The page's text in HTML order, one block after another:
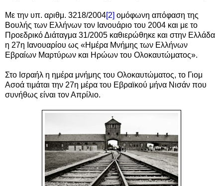
Με την υπ. αριθμ. 3218/2004[2] ομόφωνη απόφαση της
Βουλής των Ελλήνων τον Ιανουάριο του 2004 και με το
Προεδρικό Διάταγμα 31/2005 καθιερώθηκε και στην Ελλάδα
η 27η Ιανουαρίου ως «Ημέρα Μνήμης των Ελλήνων
Εβραίων Μαρτύρων και Ηρώων του Ολοκαυτώματος».
Στο Ισραήλ η ημέρα μνήμης του Ολοκαυτώματος, το Γιομ
Ασοά τιμάται την 27η μέρα του Εβραϊκού μήνα Νισάν που
συνήθως είναι τον Απρίλιο.